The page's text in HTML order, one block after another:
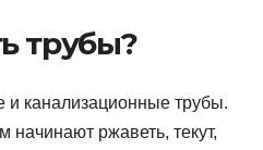
трубы?
канализационные трубы.
начинают ржаветь, текут,